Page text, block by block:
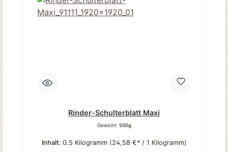
Rinder-Schulterblatt Maxi
Gewicht: 500g
Inhalt: 0.5 Kilogramm (24,58 €* / 1 Kilogramm)